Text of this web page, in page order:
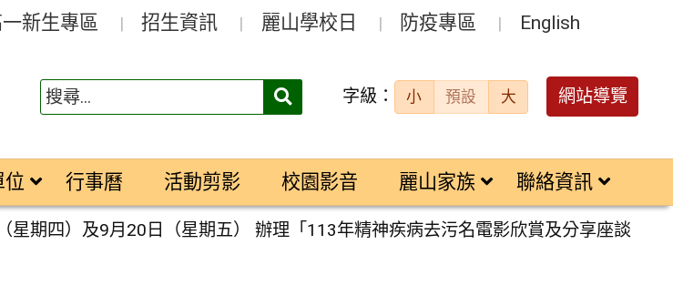
新生專區 招生資訊 麗山學校日 防疫專區 English
搜
字級： 小 預設 大 網站導覽
位 行事曆 活動剪影 校園影音 麗山家族 聯絡資訊
星期四）及9月20日（星期五） 辦理「113年精神疾病去污名電影欣賞及分享座談